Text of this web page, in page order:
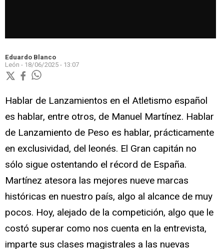
Eduardo Blanco
León - 18/06/2025 - 13:07
Hablar de Lanzamientos en el Atletismo español
es hablar, entre otros, de Manuel Martínez. Hablar
de Lanzamiento de Peso es hablar, prácticamente
en exclusividad, del leonés. El Gran capitán no
sólo sigue ostentando el récord de España.
Martínez atesora las mejores nueve marcas
históricas en nuestro país, algo al alcance de muy
pocos. Hoy, alejado de la competición, algo que le
costó superar como nos cuenta en la entrevista,
imparte sus clases magistrales a las nuevas